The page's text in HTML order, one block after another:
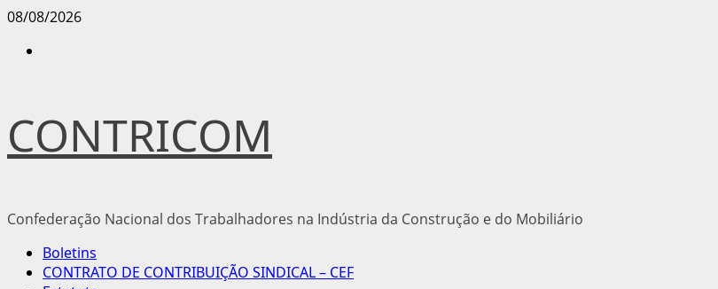
Avançar
08/08/2026
CONTRICOM
Confederação Nacional dos Trabalhadores na Indústria da Construção e do Mobiliário
Menu
principal
Boletins
CONTRATO DE CONTRIBUIÇÃO SINDICAL – CEF